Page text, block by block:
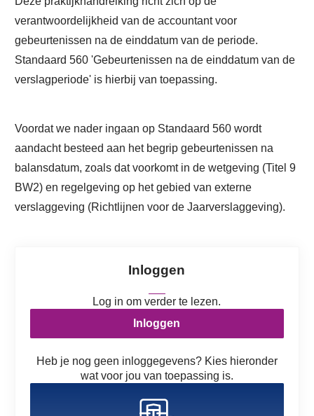
verantwoordelijkheid van de accountant voor
gebeurtenissen na de einddatum van de periode.
Standaard 560 'Gebeurtenissen na de einddatum van de
verslagperiode' is hierbij van toepassing.
Voordat we nader ingaan op Standaard 560 wordt
aandacht besteed aan het begrip gebeurtenissen na
balansdatum, zoals dat voorkomt in de wetgeving (Titel 9
BW2) en regelgeving op het gebied van externe
verslaggeving (Richtlijnen voor de Jaarverslaggeving).
Inloggen
Log in om verder te lezen.
Inloggen
Heb je nog geen inloggegevens? Kies hieronder
wat voor jou van toepassing is.